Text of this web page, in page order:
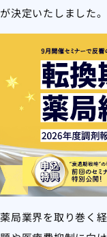
が決定いたしました。
薬局業界を取り巻く